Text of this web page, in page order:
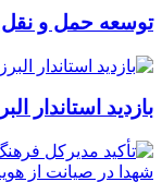
توسعه حمل و
بازدید استاندار